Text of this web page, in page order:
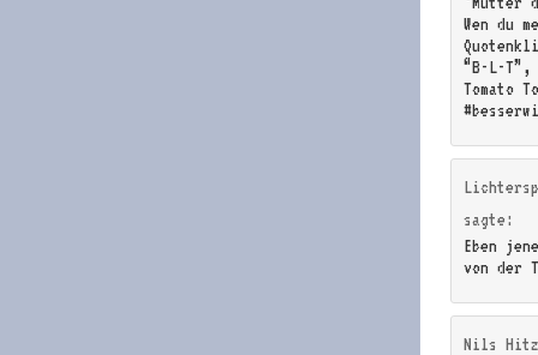
Wen du
“B-L-
Tomato
sagte:
Eben
von der
Nils